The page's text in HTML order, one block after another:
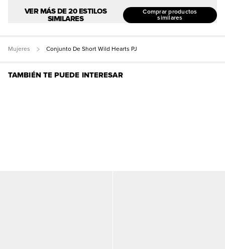
VER MÁS DE 20 ESTILOS
SIMILARES
Comprar productos
similares
Mujeres Conjunto De Short Wild Hearts PJ
TAMBIÉN TE PUEDE INTERESAR